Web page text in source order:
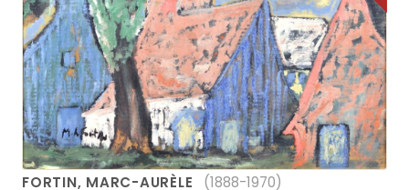
FORTIN, MARC-AURÈLE (1888-1970)